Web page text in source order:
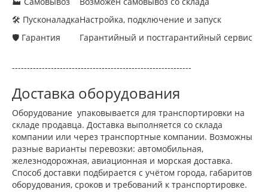
🛠 Пусконаладка
🛡 Гарантия
Настройка, подключение и запуск
Гарантийный и постгарантийный сервис
------------------------------------------------------------
Доставка оборудования
Оборудование упаковывается для транспортировки на
складе продавца. Доставка выполняется со склада
компании или через транспортные компании. Возможны
разные варианты перевозки: автомобильная,
железнодорожная, авиационная и морская доставка.
Способ доставки подбирается с учётом города, габаритов
оборудования, сроков и требований к транспортировке.